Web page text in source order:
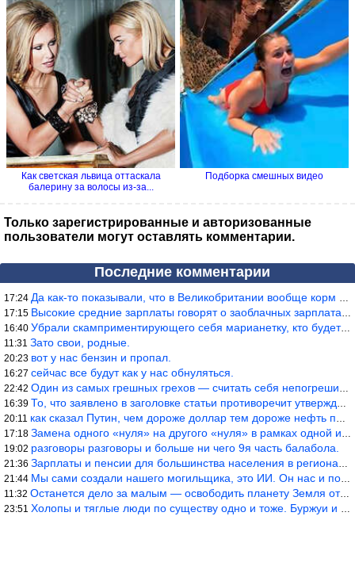
Как светская львица оттаскала
балерину за волосы из-за...
Подборка смешных видео
Только зарегистрированные и авторизованные
пользователи могут оставлять комментарии.
Последние комментарии
17:24 Да как-то показывали, что в Великобритании вообще корм для живот
17:15 Высокие средние зарплаты говорят о заоблачных зарплатах определё
16:40 Убрали скамприментирующего себя марианетку, кто будет следующим…
11:31 Зато свои, родные.
20:23 вот у нас бензин и пропал.
16:27 сейчас все будут как у нас обнуляться.
22:42 Один из самых грешных грехов — считать себя непогрешимым.
16:39 То, что заявлено в заголовке статьи противоречит утверждению &qu
20:11 как сказал Путин, чем дороже доллар тем дороже нефть продадим.
17:18 Замена одного «нуля» на другого «нуля» в рамках одной и той же с
19:02 разговоры разговоры и больше ни чего 9я часть балабола.
21:36 Зарплаты и пенсии для большинства населения в регионах нищенские
21:44 Мы сами создали нашего могильщика, это ИИ. Он нас и похоронит. М
11:32 Останется дело за малым — освободить планету Земля от глупого ви
23:51 Холопы и тяглые люди по существу одно и тоже. Буржуи и холопы сн